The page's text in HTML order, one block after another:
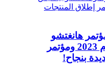
هانغتشو
بيغفيش السنوي لعام 2023 ومؤتمر
بنجاح!